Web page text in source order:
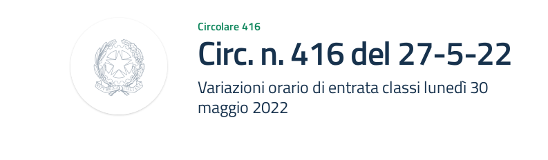
Circolare 416
Circ. n. 416 del 27-5-22
Variazioni orario di entrata classi lunedì 30
maggio 2022